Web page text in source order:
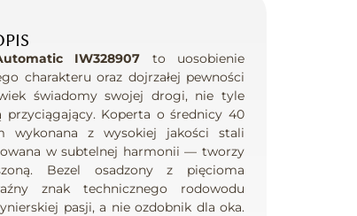
IW328907 to uosobienie
charakteru oraz dojrzałej pewności
świadomy swojej drogi, nie tyle
Koperta o średnicy 40
wykonana z wysokiej jakości stali
w subtelnej harmonii — tworzy
Bezel osadzony z pięcioma
znak technicznego rodowodu
pasji, a nie ozdobnik dla oka.